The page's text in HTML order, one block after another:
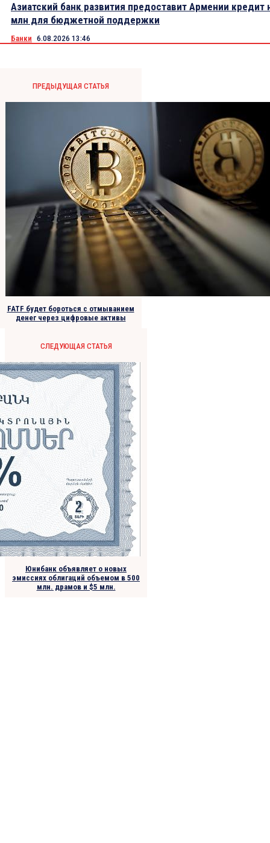
Азиатский банк развития предоставит Армении кредит
млн для бюджетной поддержки
Банки 6.08.2026 13:46
ПРЕДЫДУЩАЯ СТАТЬЯ
FATF будет бороться с отмыванием
денег через цифровые активы
СЛЕДУЮЩАЯ СТАТЬЯ
Юнибанк объявляет о новых
эмиссиях облигаций объемом в 500
млн. драмов и $5 млн.